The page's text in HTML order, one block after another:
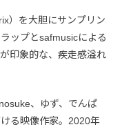
）を大胆にサンプリン
ップとsafmusicによる
印象的な、疾走感溢れ
、ゆず、でんぱ
る映像作家。2020年